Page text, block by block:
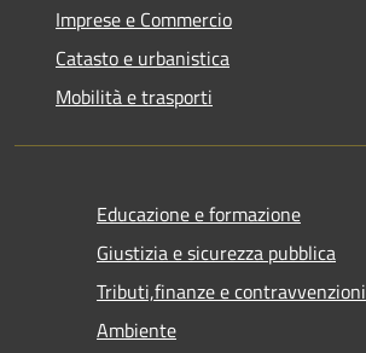
Imprese e Commercio
Catasto e urbanistica
Mobilità e trasporti
Educazione e formazione
Giustizia e sicurezza pubblica
Tributi,finanze e contravvenzioni
Ambiente